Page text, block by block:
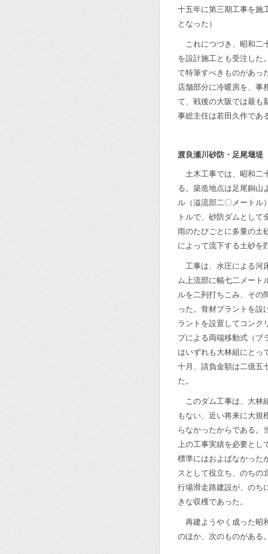
十五年に第三期工事を施
となった）
これにつづき、昭和二
を設計施工とも受注した
て特筆すべきものがあっ
店舗部分に冷暖房を、事
て、戦後の大阪では最も
事総主任は若田久作であ
渡良瀬川砂防・足尾堰堤
土木工事では、昭和二
る。築造地点は足尾銅山
ル（溢流部二〇メートル
トルで、砂防ダムとし
雨のたびごとに多量の土
によって流下する土砂を
工事は、水圧による河
ム上流部に幅七二メート
ルを二列打ちこみ、その
った。骨材プラントを設
ラントを設置してコンク
プによる両端移動式（ブ
はいずれも大林組にとっ
十月、請負金額は二億五
た。
このダム工事は、大林
もない、近い将来に大規
らなかったからである。
上の工事実績を必要とし
標準にはおよばなかった
スとして役立ち、のちの
行場滑走路建設が、のち
きな収穫であった。
再建ようやく成った昭
のほか、次のものがある